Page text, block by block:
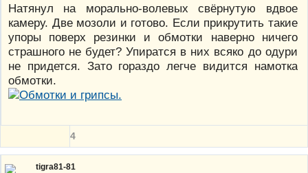
Натянул на морально-волевых свёрнутую вдвое
камеру. Две мозоли и готово. Если прикрутить такие
упоры поверх резинки и обмотки наверно ничего
страшного не будет? Упиратся в них всяко до одури
не придется. Зато гораздо легче видится намотка
обмотки.
4
tigra81-81